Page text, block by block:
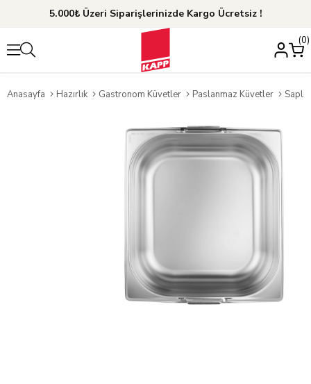
5.000₺ Üzeri Siparişlerinizde Kargo Ücretsiz !
0
Anasayfa Hazırlık Gastronom Küvetler Paslanmaz Küvetler Saplı